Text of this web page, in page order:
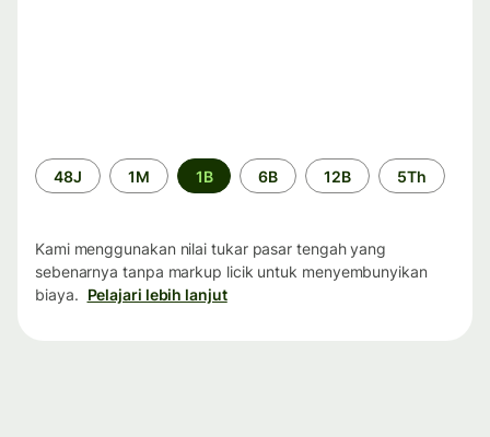
Periode
waktu
48J 1M 1B 6B 12B 5Th
Kami menggunakan nilai tukar pasar tengah yang
sebenarnya tanpa markup licik untuk menyembunyikan
biaya. Pelajari lebih lanjut